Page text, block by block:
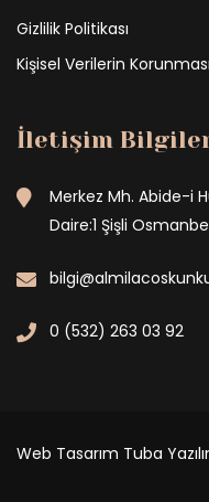
Gizlilik Politikası
Kişisel Verilerin Korunması
İletişim
Merkez Mh. Abide-i
Daire:1 Şişli
0 (532) 263 03 92
Web Tasarım Tuba